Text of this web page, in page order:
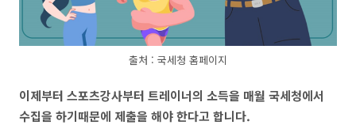
출처 : 국세청 홈페이지
이제부터 스포츠강사부터 트레이너의 소득을 매월 국세청에서
수집을 하기때문에 제출을 해야 한다고 합니다.